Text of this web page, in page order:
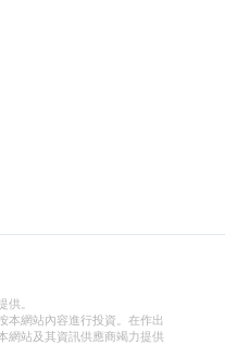
供。
本網站內容進行投資。在作出
網站及其資訊供應商竭力提供